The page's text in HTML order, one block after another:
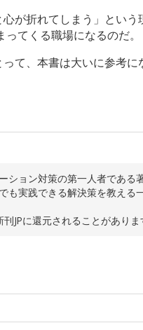
が折れてしまう」とい
てくる職場になるのだ。
て、本書は大いに参考に
ション対策の第一人者である
実践できる解決策を教える一
JPに還元されることがありま